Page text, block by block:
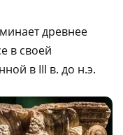
древнее
в своей
в III в. до н.э.